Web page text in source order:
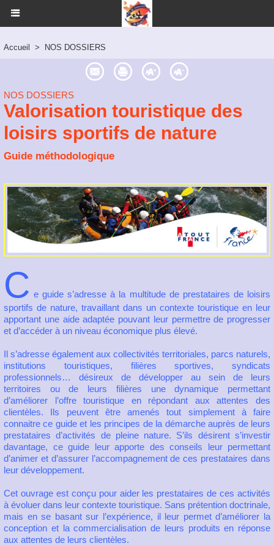
Accueil > NOS DOSSIERS
NOS DOSSIERS
Valorisation touristique des
loisirs sportifs de nature
Guide méthodologique
C e guide s’adresse à la multitude de prestataires de loisirs
sportifs de nature, travaillant dans un contexte touristique en leur
apportant une aide adaptée pouvant leur permettre de progresser
et d’accéder à un niveau économique plus élevé.
Il s’adresse également aux collectivités territoriales, parcs naturels,
institutions touristiques, filières sportives, syndicats
professionnels… désireux de développer au sein de leurs
territoires ou de leurs filières une dynamique permettant
d’améliorer l’offre touristique en répondant aux attentes des
clientèles. Ils peuvent être amenés tout simplement à faire
connaitre ce guide et les principes de la démarche auprès de leurs
prestataires d’activités de pleine nature. S’ils désirent s’investir
davantage, ce guide leur apporte des conseils leur permettant
d’animer et d’assurer l’accompagnement de ces prestataires dans
leur développement.
Cet ouvrage est conçu pour aider les prestataires de ces activités
à évoluer dans leur contexte touristique. Sans prétention doctrinale,
mais en se basant sur l’expérience, il leur permet d’améliorer la
conception et la commercialisation de leurs produits en réponse
aux attentes de leurs clientèles.